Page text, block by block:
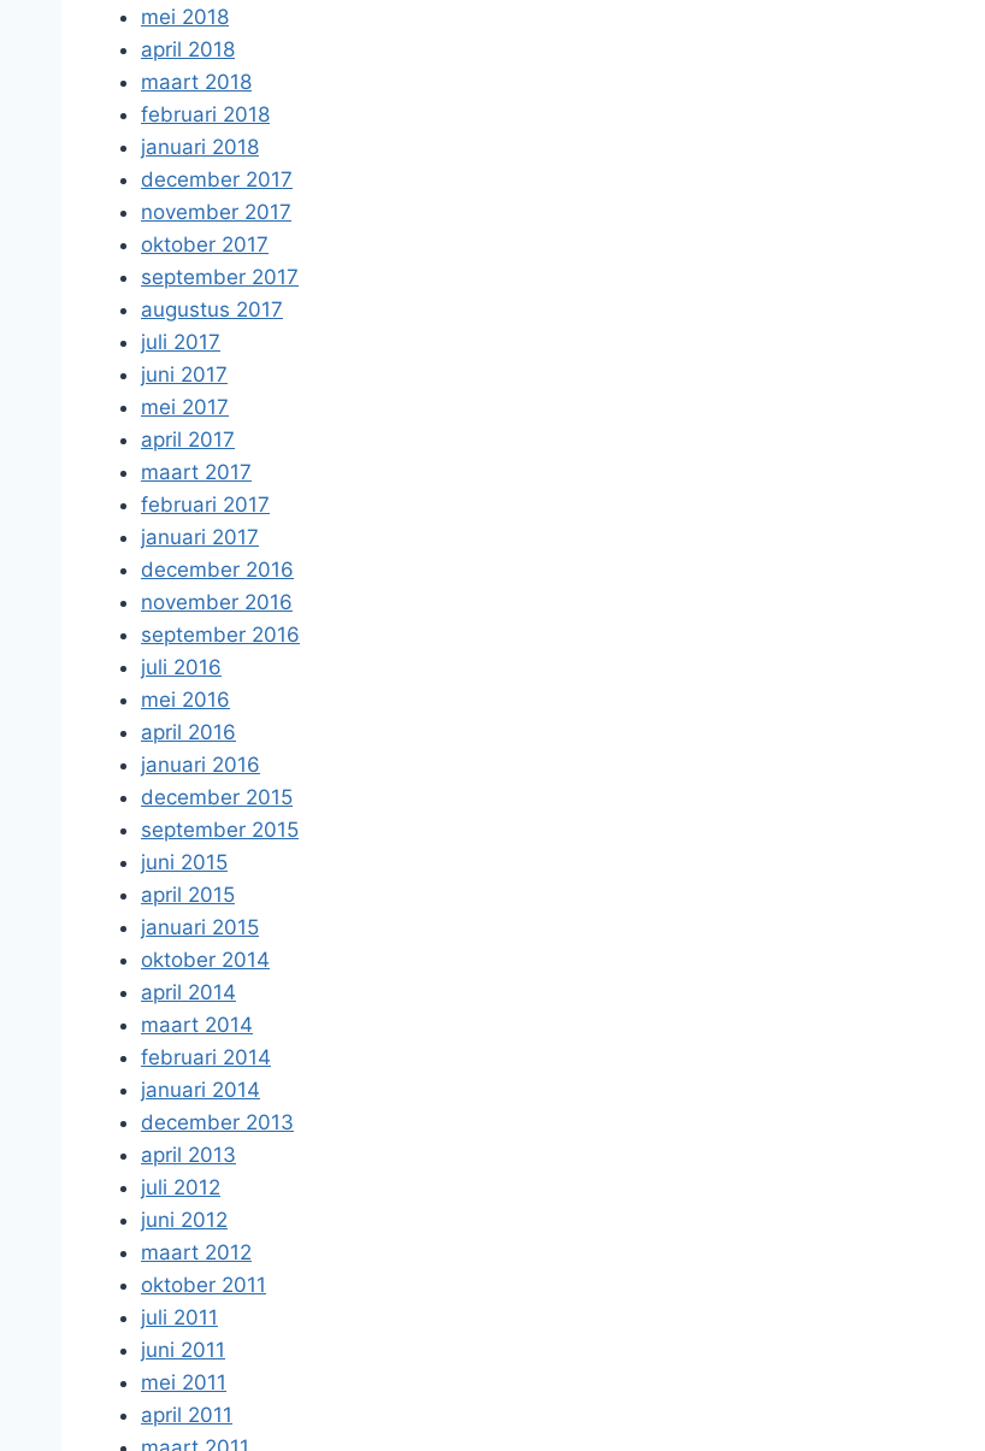
mei 2018
april 2018
maart 2018
februari 2018
januari 2018
december 2017
november 2017
oktober 2017
september 2017
augustus 2017
juli 2017
juni 2017
mei 2017
april 2017
maart 2017
februari 2017
januari 2017
december 2016
november 2016
september 2016
juli 2016
mei 2016
april 2016
januari 2016
december 2015
september 2015
juni 2015
april 2015
januari 2015
oktober 2014
april 2014
maart 2014
februari 2014
januari 2014
december 2013
april 2013
juli 2012
juni 2012
maart 2012
oktober 2011
juli 2011
juni 2011
mei 2011
april 2011